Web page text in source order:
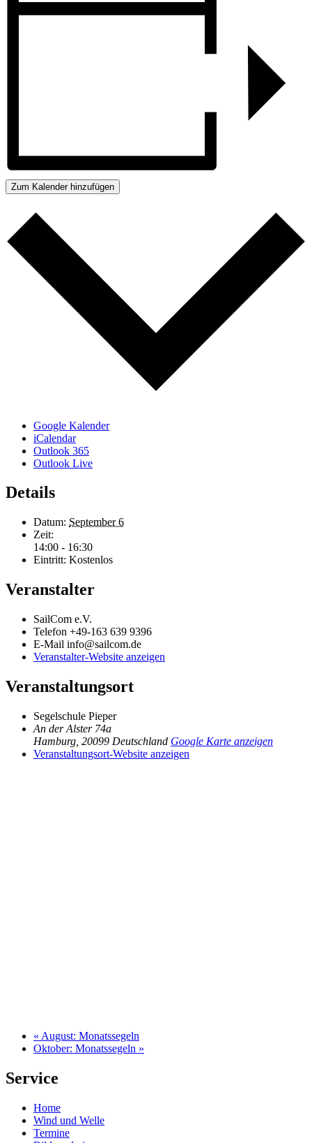
Zum Kalender hinzufügen
Google Kalender
iCalendar
Outlook 365
Outlook Live
Details
Datum: September 6
Zeit:
14:00 - 16:30
Eintritt: Kostenlos
Veranstalter
SailCom e.V.
Telefon +49-163 639 9396
E-Mail info@sailcom.de
Veranstalter-Website anzeigen
Veranstaltungsort
Segelschule Pieper
An der Alster 74a
Hamburg 20099 Deutschland Google Karte anzeigen
Veranstaltungsort-Website anzeigen
« August: Monatssegeln
Oktober: Monatssegeln »
Service
Home
Wind und Welle
Termine